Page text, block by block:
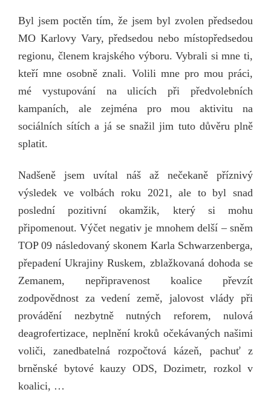
Byl jsem poctěn tím, že jsem byl zvolen předsedou
MO Karlovy Vary, předsedou nebo místopředsedou
regionu, členem krajského výboru. Vybrali si mne ti,
kteří mne osobně znali. Volili mne pro mou práci,
mé vystupování na ulicích při předvolebních
kampaních, ale zejména pro mou aktivitu na
sociálních sítích a já se snažil jim tuto důvěru plně
splatit.
Nadšeně jsem uvítal náš až nečekaně příznivý
výsledek ve volbách roku 2021, ale to byl snad
poslední pozitivní okamžik, který si mohu
připomenout. Výčet negativ je mnohem delší – sněm
TOP 09 následovaný skonem Karla Schwarzenberga,
přepadení Ukrajiny Ruskem, zblažkovaná dohoda se
Zemanem, nepřipravenost koalice převzít
zodpovědnost za vedení země, jalovost vlády při
provádění nezbytně nutných reforem, nulová
deagrofertizace, neplnění kroků očekávaných našimi
voliči, zanedbatelná rozpočtová kázeň, pachuť z
brněnské bytové kauzy ODS, Dozimetr, rozkol v
koalici, …